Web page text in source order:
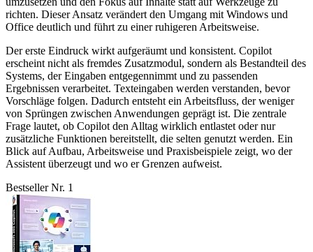
richten. Dieser Ansatz verändert den Umgang mit Windows und
Office deutlich und führt zu einer ruhigeren Arbeitsweise.
Der erste Eindruck wirkt aufgeräumt und konsistent. Copilot
erscheint nicht als fremdes Zusatzmodul, sondern als Bestandteil des
Systems, der Eingaben entgegennimmt und zu passenden
Ergebnissen verarbeitet. Texteingaben werden verstanden, bevor
Vorschläge folgen. Dadurch entsteht ein Arbeitsfluss, der weniger
von Sprüngen zwischen Anwendungen geprägt ist. Die zentrale
Frage lautet, ob Copilot den Alltag wirklich entlastet oder nur
zusätzliche Funktionen bereitstellt, die selten genutzt werden. Ein
Blick auf Aufbau, Arbeitsweise und Praxisbeispiele zeigt, wo der
Assistent überzeugt und wo er Grenzen aufweist.
Bestseller Nr. 1